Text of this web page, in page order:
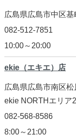
広島県広島市中区基
082-512-7851
10:00～20:00
ekie（エキエ）店
広島県広島市南区松
ekie NORTHエリア
082-568-8586
8:00～21:00